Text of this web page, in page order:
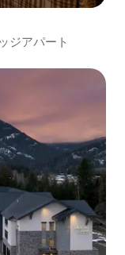
ジアパート